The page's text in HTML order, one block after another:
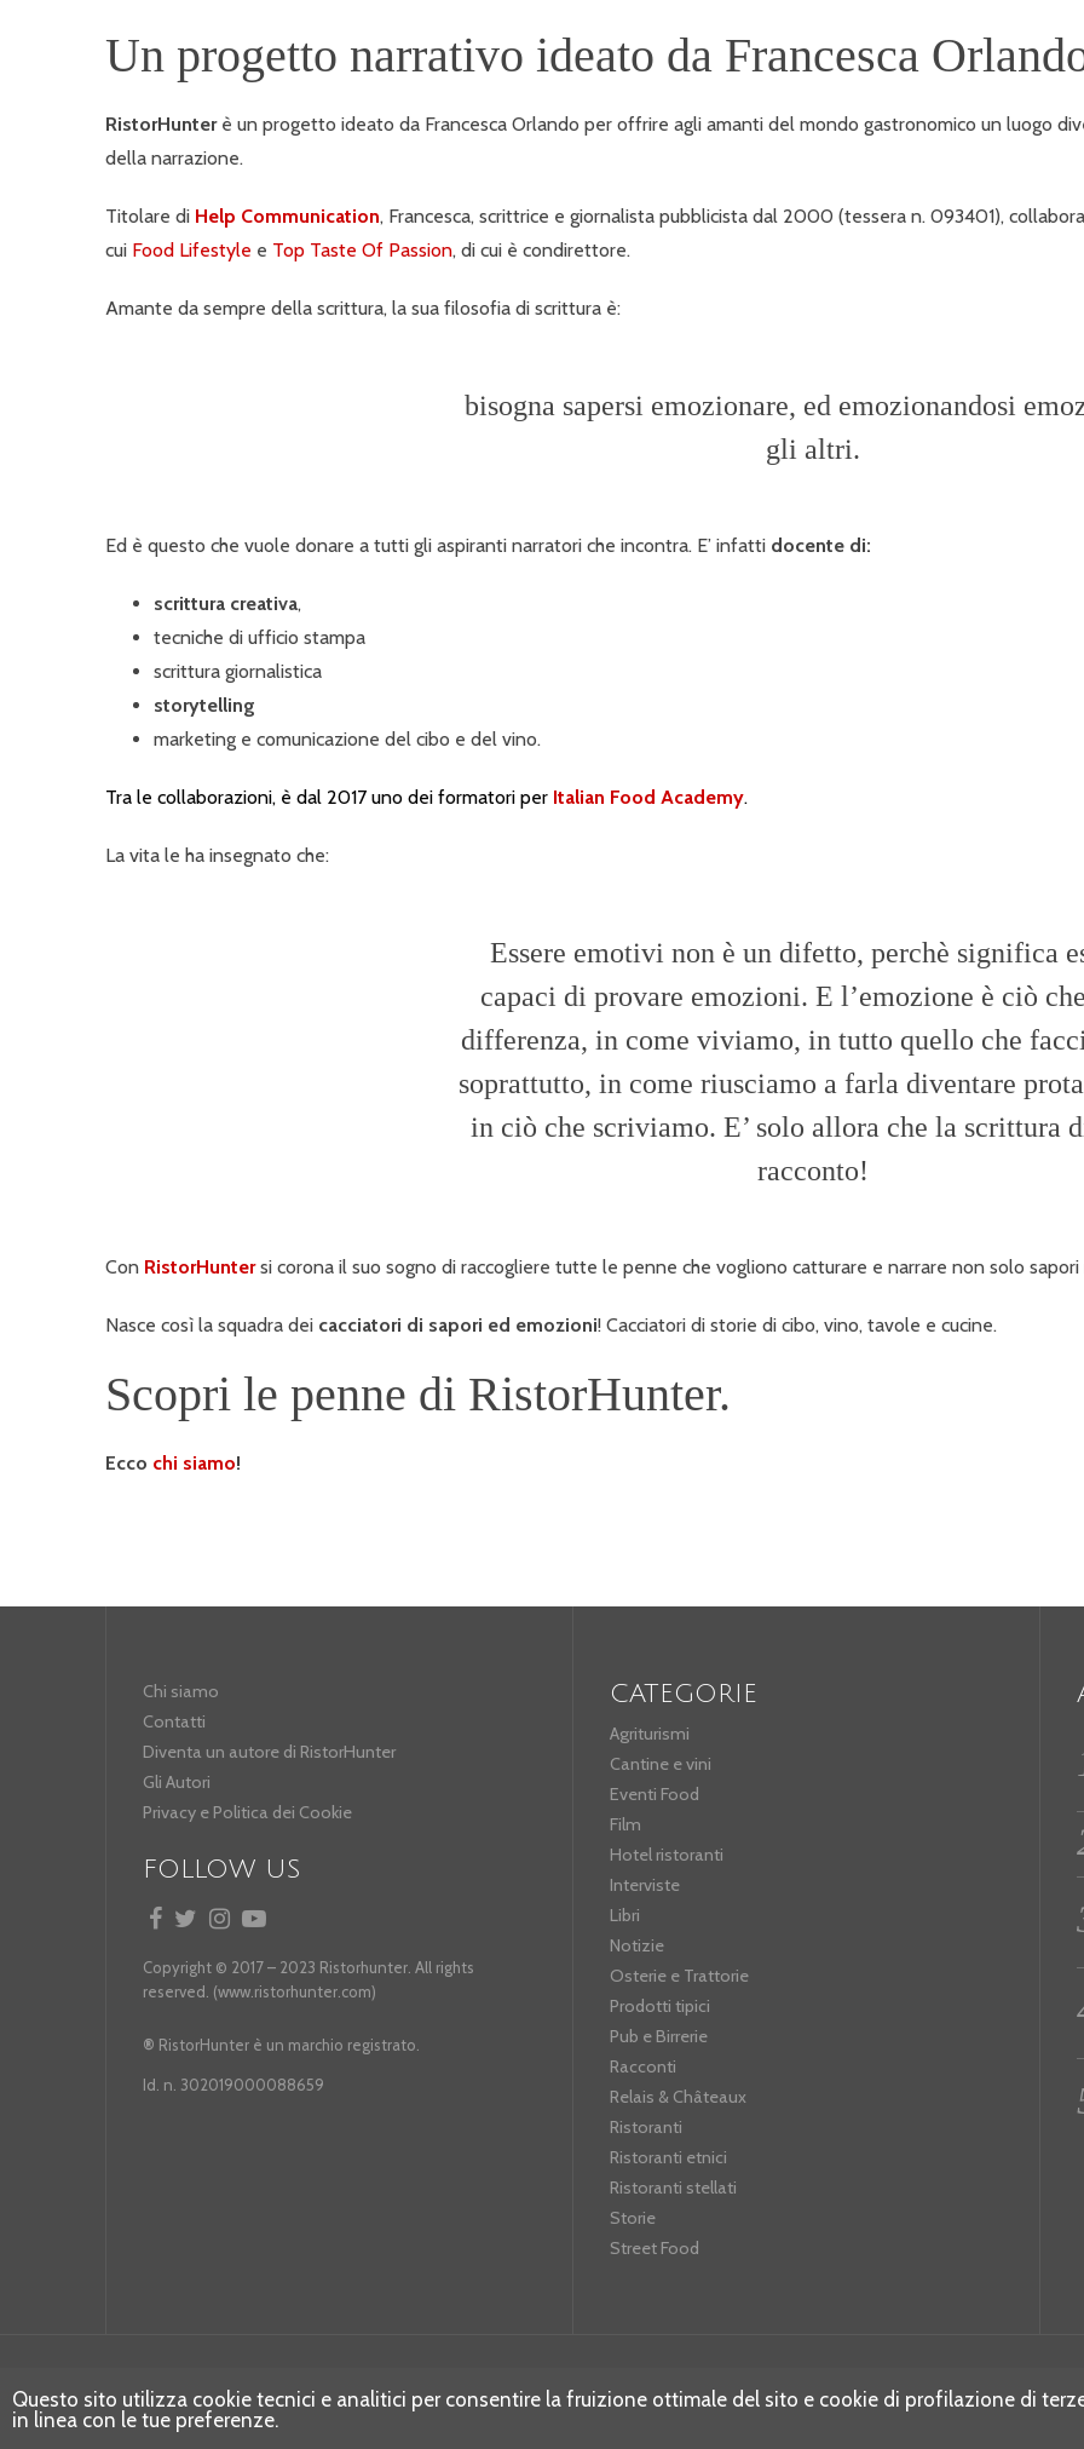
Un progetto narrativo ideato da Francesca
RistorHunter è un progetto ideato da Francesca Orlando per offrire agli amanti del mondo gastronomico un luogo
della narrazione.
Titolare di Help Communication, Francesca, scrittrice e giornalista pubblicista dal 2000 (tessera n. 093401),
cui Food Lifestyle e Top Taste Of Passion, di cui è condirettore.
Amante da sempre della scrittura, la sua filosofia di scrittura è:
bisogna sapersi emozionare, ed emozionandosi
gli altri.
Ed è questo che vuole donare a tutti gli aspiranti narratori che incontra. E’ infatti docente di:
scrittura creativa,
tecniche di ufficio stampa
scrittura giornalistica
storytelling
marketing e comunicazione del cibo e del vino.
Tra le collaborazioni, è dal 2017 uno dei formatori per Italian Food Academy.
La vita le ha insegnato che:
Essere emotivi non è un difetto, perchè significa
capaci di provare emozioni. E l’emozione è ciò
differenza, in come viviamo, in tutto quello che
soprattutto, in come riusciamo a farla diventare
in ciò che scriviamo. E’ solo allora che la scrittura
racconto!
Con RistorHunter si corona il suo sogno di raccogliere tutte le penne che vogliono catturare e narrare non solo
Nasce così la squadra dei cacciatori di sapori ed emozioni! Cacciatori di storie di cibo, vino, tavole e cucine.
Scopri le penne di RistorHunter.
Ecco chi siamo!
Chi siamo
Contatti
Diventa un autore di RistorHunter
Gli Autori
Privacy e Politica dei Cookie
FOLLOW US
Copyright © 2017 – 2023 Ristorhunter. All rights
reserved. (www.ristorhunter.com)
® RistorHunter è un marchio registrato.
Id. n. 302019000088659
CATEGORIE
Agriturismi
Cantine e vini
Eventi Food
Film
Hotel ristoranti
Interviste
Libri
Notizie
Osterie e Trattorie
Prodotti tipici
Pub e Birrerie
Racconti
Relais & Châteaux
Ristoranti
Ristoranti etnici
Ristoranti stellati
Storie
Street Food
WWW.RISTORHUNTER.COM
Questo sito utilizza cookie tecnici e analitici per consentire la fruizione ottimale del sito e cookie di profilazione di
in linea con le tue preferenze.